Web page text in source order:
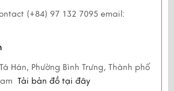
(+84) 97 132 7095 email:
Hán, Phường Bình Trưng, Thành phố
Tải bản đồ tại đây